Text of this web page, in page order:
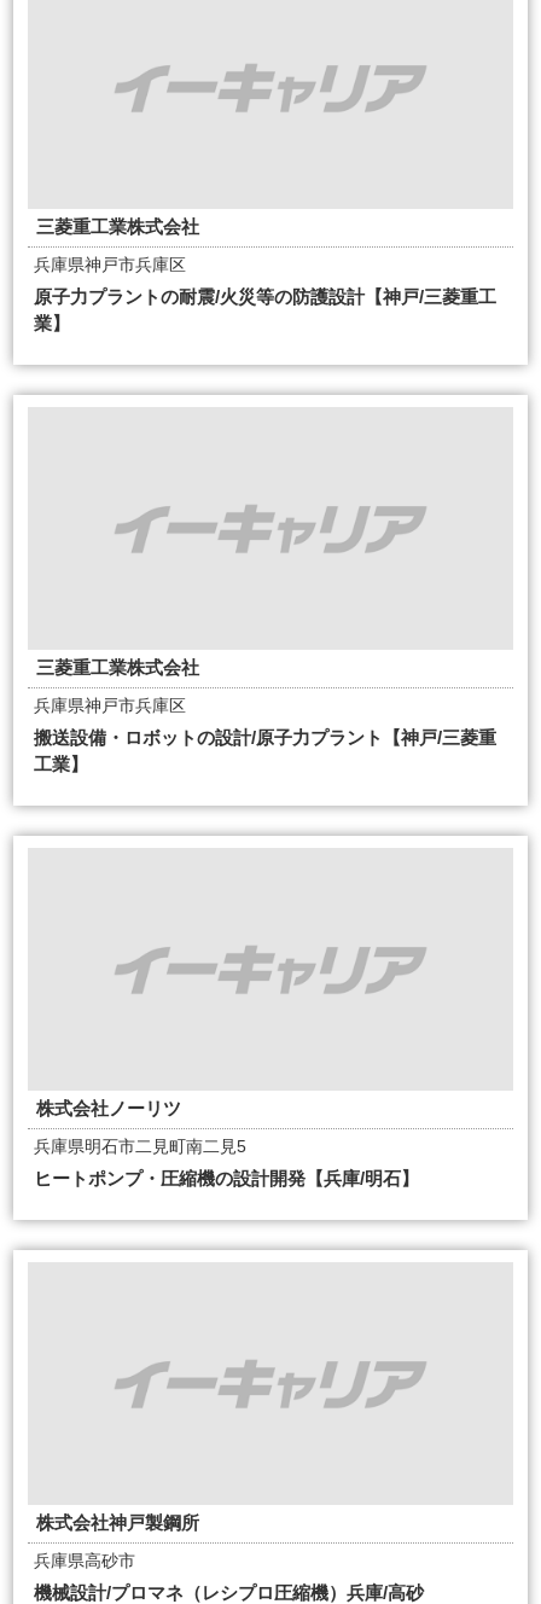
三菱重工業株式会社
兵庫県神戸市兵庫区
原子力プラントの耐震/火災等の防護設計【神戸/三菱重工
業】
三菱重工業株式会社
兵庫県神戸市兵庫区
搬送設備・ロボットの設計/原子力プラント【神戸/三菱重
工業】
株式会社ノーリツ
兵庫県明石市二見町南二見5
ヒートポンプ・圧縮機の設計開発【兵庫/明石】
株式会社神戸製鋼所
兵庫県高砂市
機械設計/プロマネ（レシプロ圧縮機）兵庫/高砂